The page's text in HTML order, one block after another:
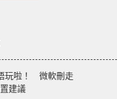
玩啦！ 微軟刪走
建議